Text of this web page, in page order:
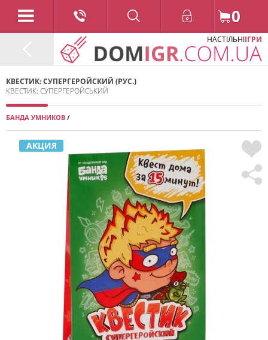
0
НАСТІЛЬНІІГРИ
КВЕСТИК: СУПЕРГЕРОЙСКИЙ (РУС.)
КВЕСТИК: СУПЕРГЕРОЙСЬКИЙ
БАНДА УМНИКОВ /
2017
АКЦИЯ